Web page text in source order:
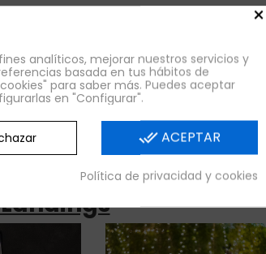
×
analíticos, mejorar nuestros servicios y
basada en tus hábitos de
para saber más. Puedes aceptar
en "Configurar".
done_allACEPTAR
Política de privacidad y cookies